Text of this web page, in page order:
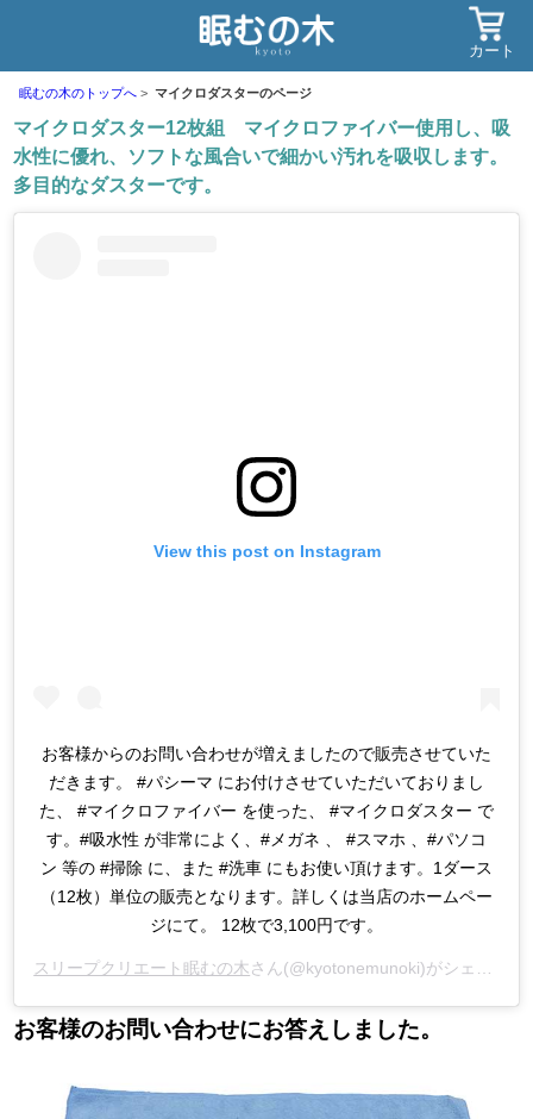
カート
眠むの木のトップへ マイクロダスターのページ
マイクロダスター12枚組 マイクロファイバー使用し、吸
水性に優れ、ソフトな風合いで細かい汚れを吸収します。
多目的なダスターです。
View this post on Instagram
お客様からのお問い合わせが増えましたので販売させていた
だきます。 #パシーマ にお付けさせていただいておりまし
た、 #マイクロファイバー を使った、 #マイクロダスター で
す。#吸水性 が非常によく、#メガネ 、 #スマホ 、#パソコ
ン 等の #掃除 に、また #洗車 にもお使い頂けます。1ダース
（12枚）単位の販売となります。詳しくは当店のホームペー
ジにて。 12枚で3,100円です。
スリープクリエート眠むの木さん(@kyotonemunoki)がシェアした投稿 -
お客様のお問い合わせにお答えしました。